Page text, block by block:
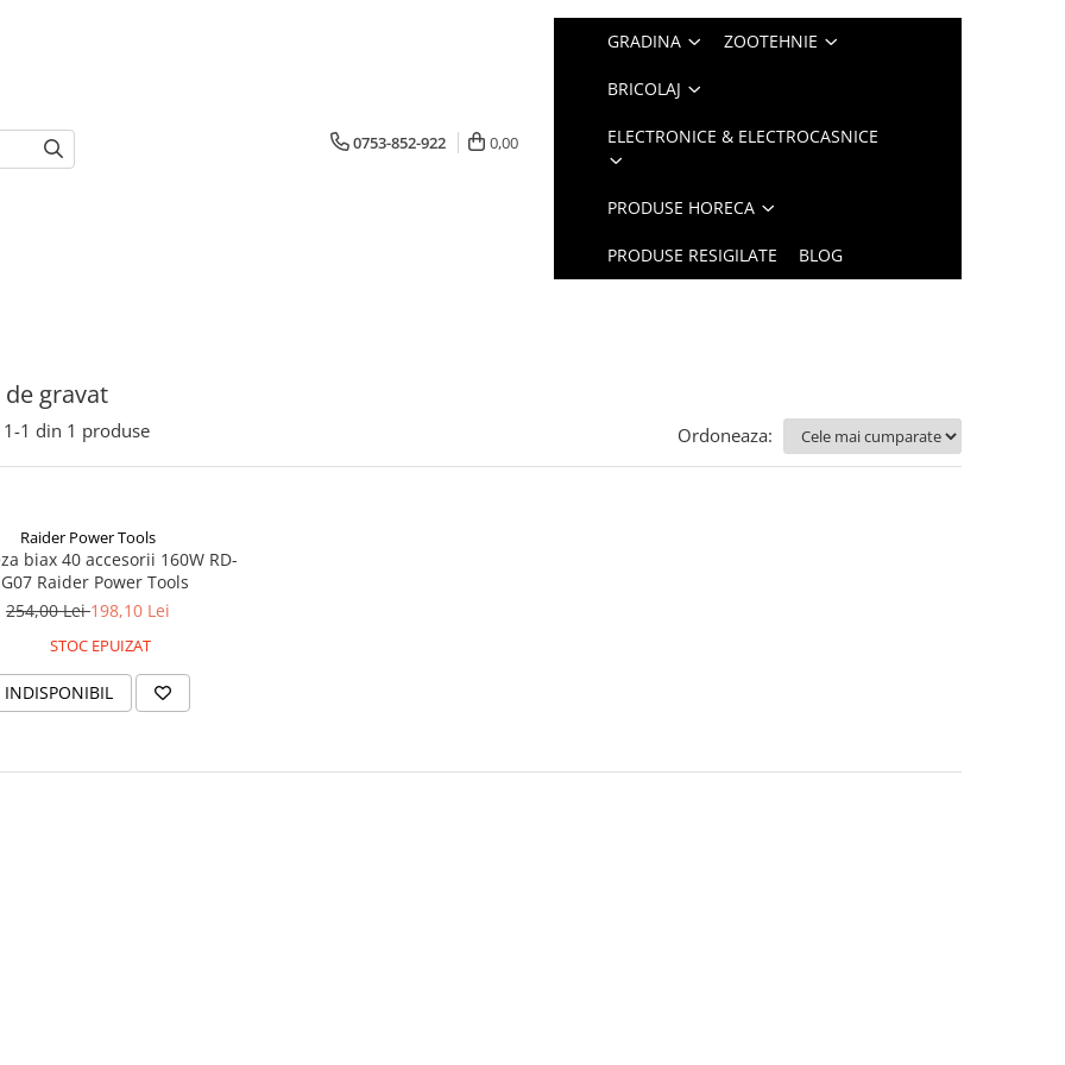
0753-852-922 0,00
GRADINA ZOOTEHNIE
BRICOLAJ
ELECTRONICE & ELECTROCASNICE
PRODUSE HORECA
PRODUSE RESIGILATE BLOG
gravat
1-1 din 1 produse Ordoneaza:
Raider Power Tools
Raider Power Tools
254,00 Lei198,10 Lei
STOC EPUIZAT
INDISPONIBIL